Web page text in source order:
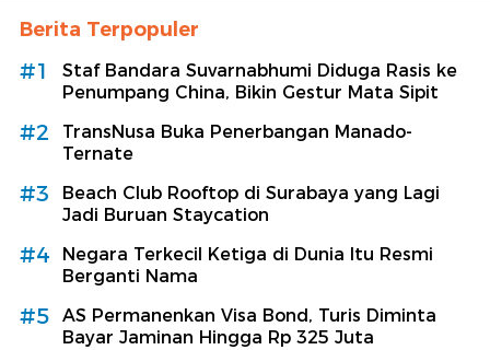
Berita Terpopuler
#1
Staf Bandara Suvarnabhumi Diduga Rasis ke
Penumpang China, Bikin Gestur Mata Sipit
#2
TransNusa Buka Penerbangan Manado-
Ternate
#3
Beach Club Rooftop di Surabaya yang Lagi
Jadi Buruan Staycation
#4
Negara Terkecil Ketiga di Dunia Itu Resmi
Berganti Nama
#5
AS Permanenkan Visa Bond, Turis Diminta
Bayar Jaminan Hingga Rp 325 Juta